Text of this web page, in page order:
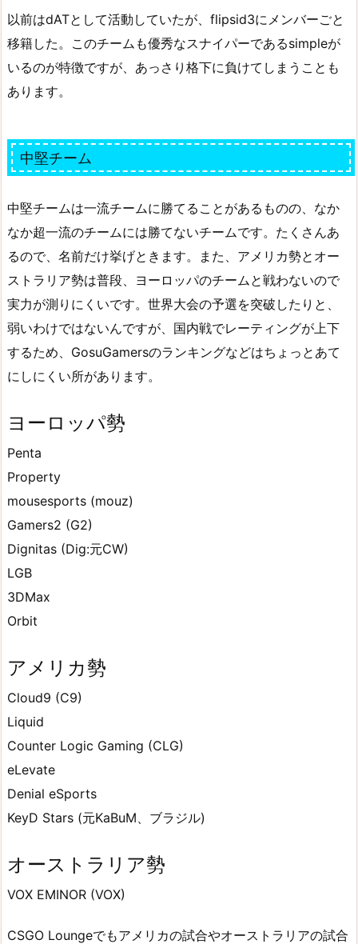
以前はdATとして活動していたが、flipsid3にメンバーごと
移籍した。このチームも優秀なスナイパーであるsimpleが
いるのが特徴ですが、あっさり格下に負けてしまうことも
あります。
中堅チーム
中堅チームは一流チームに勝てることがあるものの、なか
なか超一流のチームには勝てないチームです。たくさんあ
るので、名前だけ挙げときます。また、アメリカ勢とオー
ストラリア勢は普段、ヨーロッパのチームと戦わないので
実力が測りにくいです。世界大会の予選を突破したりと、
弱いわけではないんですが、国内戦でレーティングが上下
するため、GosuGamersのランキングなどはちょっとあて
にしにくい所があります。
ヨーロッパ勢
Penta
Property
mousesports (mouz)
Gamers2 (G2)
Dignitas (Dig:元CW)
LGB
3DMax
Orbit
アメリカ勢
Cloud9 (C9)
Liquid
Counter Logic Gaming (CLG)
eLevate
Denial eSports
KeyD Stars (元KaBuM、ブラジル)
オーストラリア勢
VOX EMINOR (VOX)
CSGO Loungeでもアメリカの試合やオーストラリアの試合